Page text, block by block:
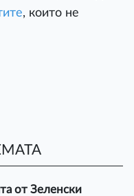
, които не
от Зеленски